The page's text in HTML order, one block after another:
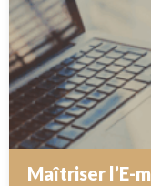
Maîtriser l’E-